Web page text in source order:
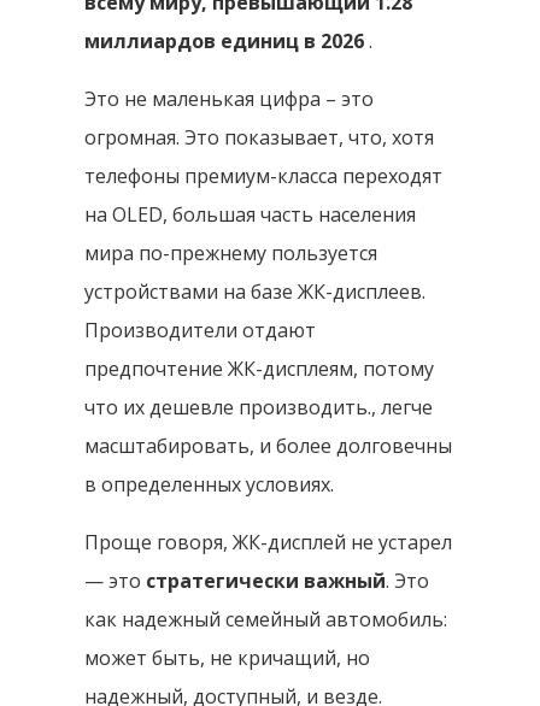
миллиардов единиц в 2026.
Это не маленькая цифра – это
огромная. Это показывает, что, хотя
телефоны премиум-класса переходят
на OLED, большая часть населения
мира по-прежнему пользуется
устройствами на базе ЖК-дисплеев.
Производители отдают
предпочтение ЖК-дисплеям, потому
что их дешевле производить., легче
масштабировать, и более долговечны
в определенных условиях.
Проще говоря, ЖК-дисплей не устарел
— это стратегически важный. Это
как надежный семейный автомобиль:
может быть, не кричащий, но
надежный, доступный, и везде.